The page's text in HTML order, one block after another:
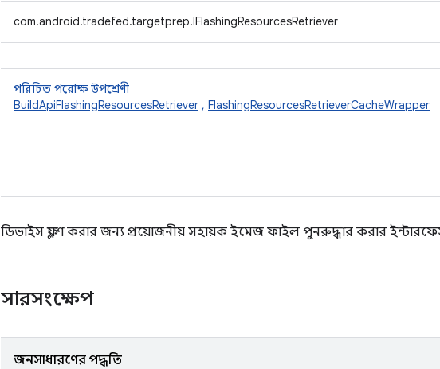
com.android.tradefed.targetprep.IFlashingResourcesRetriever
পরিচিত পরোক্ষ উপশ্রেণী
BuildApiFlashingResourcesRetriever , FlashingResourcesRetrieverCacheWrapper
ডিভাইস ফ্ল্যাশ করার জন্য প্রয়োজনীয় সহায়ক ইমেজ ফাইল পুনরুদ্ধার করার
সারসংক্ষেপ
জনসাধারণের পদ্ধতি